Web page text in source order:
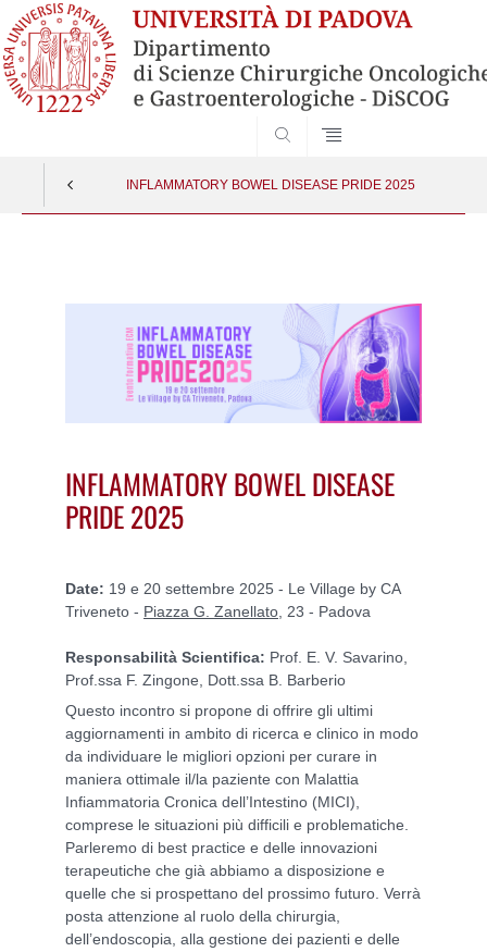
INFLAMMATORY BOWEL DISEASE PRIDE 2025
INFLAMMATORY BOWEL DISEASE
PRIDE 2025
Date: 19 e 20 settembre 2025 - Le Village by CA
Triveneto - Piazza G. Zanellato , 23 - Padova
Responsabilità Scientifica: Prof. E. V. Savarino,
Prof.ssa F. Zingone, Dott.ssa B. Barberio
Questo incontro si propone di offrire gli ultimi
aggiornamenti in ambito di ricerca e clinico in modo
da individuare le migliori opzioni per curare in
maniera ottimale il/la paziente con Malattia
Infiammatoria Cronica dell’Intestino (MICI),
comprese le situazioni più difficili e problematiche.
Parleremo di best practice e delle innovazioni
terapeutiche che già abbiamo a disposizione e
quelle che si prospettano del prossimo futuro. Verrà
posta attenzione al ruolo della chirurgia,
dell’endoscopia, alla gestione dei pazienti e delle